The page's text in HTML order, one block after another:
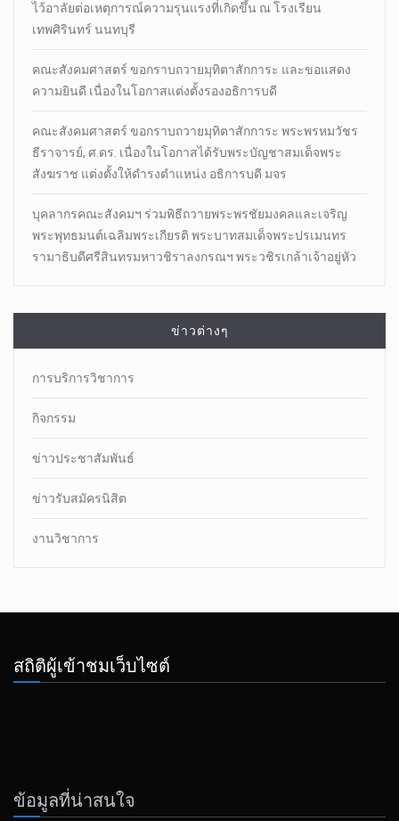
ไว้อาลัยต่อเหตุการณ์ความรุนแรงที่เกิดขึ้น ณ โรงเรียน
เทพศิรินทร์ นนทบุรี
คณะสังคมศาสตร์ ขอกราบถวายมุทิตาสักการะ และขอแสดง
ความยินดี เนื่องในโอกาสแต่งตั้งรองอธิการบดี
คณะสังคมศาสตร์ ขอกราบถวายมุทิตาสักการะ พระพรหมวัชร
ธีราจารย์, ศ.ดร. เนื่องในโอกาสได้รับพระบัญชาสมเด็จพระ
สังฆราช แต่งตั้งให้ดำรงตำแหน่ง อธิการบดี มจร
บุคลากรคณะสังคมฯ ร่วมพิธีถวายพระพรชัยมงคลและเจริญ
พระพุทธมนต์เฉลิมพระเกียรติ พระบาทสมเด็จพระปรเมนทร
รามาธิบดีศรีสินทรมหาวชิราลงกรณฯ พระวชิรเกล้าเจ้าอยู่หัว
ข่าวต่างๆ
การบริการวิชาการ
กิจกรรม
ข่าวประชาสัมพันธ์
ข่าวรับสมัครนิสิต
งานวิชาการ
สถิติผู้เข้าชมเว็บไซต์
ข้อมูลที่น่าสนใจ